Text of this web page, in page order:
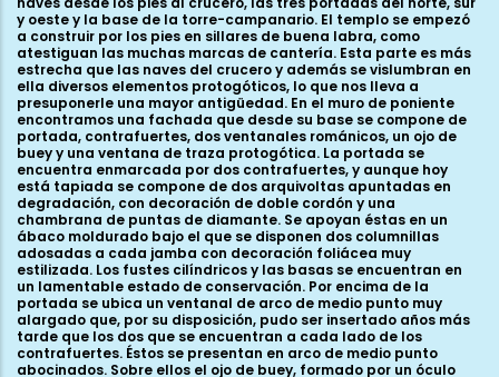
y oeste y la base de la torre-campanario. El templo se empezó
a construir por los pies en sillares de buena labra, como
atestiguan las muchas marcas de cantería. Esta parte es más
estrecha que las naves del crucero y además se vislumbran en
ella diversos elementos protogóticos, lo que nos lleva a
presuponerle una mayor antigüedad. En el muro de poniente
encontramos una fachada que desde su base se compone de
portada, contrafuertes, dos ventanales románicos, un ojo de
buey y una ventana de traza protogótica. La portada se
encuentra enmarcada por dos contrafuertes, y aunque hoy
está tapiada se compone de dos arquivoltas apuntadas en
degradación, con decoración de doble cordón y una
chambrana de puntas de diamante. Se apoyan éstas en un
ábaco moldurado bajo el que se disponen dos columnillas
adosadas a cada jamba con decoración foliácea muy
estilizada. Los fustes cilíndricos y las basas se encuentran en
un lamentable estado de conservación. Por encima de la
portada se ubica un ventanal de arco de medio punto muy
alargado que, por su disposición, pudo ser insertado años más
tarde que los dos que se encuentran a cada lado de los
contrafuertes. Éstos se presentan en arco de medio punto
abocinados. Sobre ellos el ojo de buey, formado por un óculo